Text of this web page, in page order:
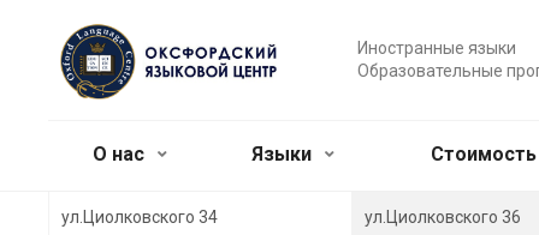
Иностранные языки
Образовательные
О нас Языки Стоимость
ул.Циолковского 34
ул.Циолковского 36